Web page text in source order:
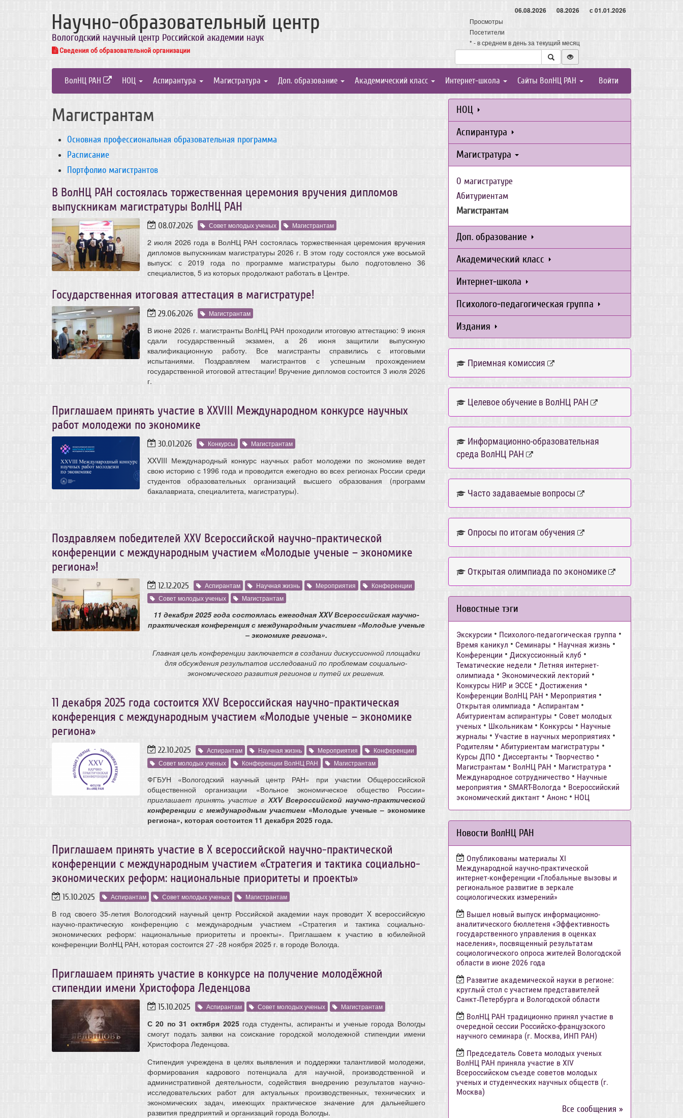
Научно-образовательный центр
Вологодский научный центр Российской академии наук
Сведения об образовательной организации
06.08.2026 08.2026 с 01.01.2026
Просмотры
Посетители
* - в среднем в день за текущий месяц
ВолНЦ РАН НОЦ Аспирантура Магистратура Доп. образование Академический класс Интернет-школа Сайты ВолНЦ РАН Войти
Магистрантам
Основная профессиональная образовательная программа
Расписание
Портфолио магистрантов
В ВолНЦ РАН состоялась торжественная церемония вручения дипломов
выпускникам магистратуры ВолНЦ РАН
08.07.2026 Совет молодых ученых Магистрантам
2 июля 2026 года в ВолНЦ РАН состоялась торжественная церемония вручения
дипломов выпускникам магистратуры 2026 г. В этом году состоялся уже восьмой
выпуск: с 2019 года по программе магистратуры было подготовлено 36
специалистов, 5 из которых продолжают работать в Центре.
Государственная итоговая аттестация в магистратуре!
29.06.2026 Магистрантам
В июне 2026 г. магистранты ВолНЦ РАН проходили итоговую аттестацию: 9 июня
сдали государственный экзамен, а 26 июня защитили выпускную
квалификационную работу. Все магистранты справились с итоговыми
испытаниями. Поздравляем магистрантов с успешным прохождением
государственной итоговой аттестации! Вручение дипломов состоится 3 июля 2026
г.
Приглашаем принять участие в XXVIII Международном конкурсе научных
работ молодежи по экономике
30.01.2026 Конкурсы Магистрантам
XXVIII Международный конкурс научных работ молодежи по экономике ведет
свою историю с 1996 года и проводится ежегодно во всех регионах России среди
студентов образовательных организаций высшего образования (программ
бакалавриата, специалитета, магистратуры).
Поздравляем победителей XXV Всероссийской научно-практической
конференции с международным участием «Молодые ученые – экономике
региона»!
12.12.2025 Аспирантам Научная жизнь Мероприятия
Конференции
Совет молодых ученых
Магистрантам
11 декабря 2025 года состоялась ежегодная XXV Всероссийская научно-
практическая конференция с международным участием «Молодые ученые
– экономике региона».
Главная цель конференции заключается в создании дискуссионной площадки
для обсуждения результатов исследований по проблемам социально-
экономического развития регионов и путей их решения.
11 декабря 2025 года состоится ХХV Всероссийская научно-практическая
конференция с международным участием «Молодые ученые – экономике
региона»
22.10.2025 Аспирантам Научная жизнь Мероприятия
Конференции
Совет молодых ученых
Конференции ВолНЦ РАН Магистрантам
ФГБУН «Вологодский научный центр РАН» при участии Общероссийской
общественной организации «Вольное экономическое общество России»
приглашает принять участие в ХХV Всероссийской научно-практической
конференции с международнымучастием «Молодые ученые – экономике
региона», которая состоится 11 декабря 2025 года.
Приглашаем принять участие в X всероссийской научно-практической
конференции с международным участием «Стратегия и тактика социально-
экономических реформ: национальные приоритеты и проекты»
15.10.2025 Аспирантам Совет молодых ученых Магистрантам
В год своего 35-летия Вологодский научный центр Российской академии наук проводит X всероссийскую
научно-практическую конференцию с международным участием «Стратегия и тактика социально-
экономических реформ: национальные приоритеты и проекты». Приглашаем к участию в юбилейной
конференции ВолНЦ РАН, которая состоится 27 -28 ноября 2025 г. в городе Вологда.
Приглашаем принять участие в конкурсе на получение молодёжной
стипендии имени Христофора Леденцова
15.10.2025 Аспирантам Совет молодых ученых Магистрантам
С 20 по 31 октября 2025года студенты, аспиранты и ученые города Вологды
смогут подать заявки на соискание городской молодежной стипендии имени
Христофора Леденцова.
Стипендия учреждена в целях выявления и поддержки талантливой молодежи,
формирования кадрового потенциала для научной, производственной и
административной деятельности, содействия внедрению результатов научно-
исследовательских работ для актуальных производственных, технических и
экономических задач, имеющих практическое значение для дальнейшего
развития предприятий и организаций города Вологды.
НОЦ
Аспирантура
Магистратура
О магистратуре
Абитуриентам
Магистрантам
Доп. образование
Академический класс
Интернет-школа
Психолого-педагогическая группа
Издания
Приемная комиссия
Целевое обучение в ВолНЦ РАН
Информационно-образовательная
среда ВолНЦ РАН
Часто задаваемые вопросы
Опросы по итогам обучения
Открытая олимпиада по экономике
Новостные тэги
Экскурсии • Психолого-педагогическая группа •
Время каникул • Семинары • Научная жизнь •
Конференции • Дискуссионный клуб •
Тематические недели • Летняя интернет-
олимпиада • Экономический лекторий •
Конкурсы НИР и ЭССЕ • Достижения •
Конференции ВолНЦ РАН • Мероприятия •
Открытая олимпиада • Аспирантам •
Абитуриентам аспирантуры • Совет молодых
ученых • Школьникам • Конкурсы • Научные
журналы • Участие в научных мероприятиях •
Родителям • Абитуриентам магистратуры •
Курсы ДПО • Диссертанты • Творчество •
Магистрантам • ВолНЦ РАН • Магистратура •
Международное сотрудничество • Научные
мероприятия • SMART-Вологда • Всероссийский
экономический диктант • Анонс • НОЦ
Новости ВолНЦ РАН
Опубликованы материалы XI
Международной научно-практической
интернет-конференции «Глобальные вызовы и
региональное развитие в зеркале
социологических измерений»
Вышел новый выпуск информационно-
аналитического бюллетеня «Эффективность
государственного управления в оценках
населения», посвященный результатам
социологического опроса жителей Вологодской
области в июне 2026 года
Развитие академической науки в регионе:
круглый стол с участием представителей
Санкт‑Петербурга и Вологодской области
ВолНЦ РАН традиционно принял участие в
очередной сессии Российско-французского
научного семинара (г. Москва, ИНП РАН)
Председатель Совета молодых ученых
ВолНЦ РАН приняла участие в XIV
Всероссийском съезде советов молодых
ученых и студенческих научных обществ (г.
Москва)
Все сообщения »